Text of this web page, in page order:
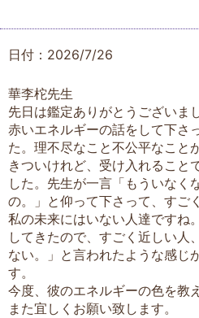
日付：2026/7/26
華李柁先生
先日は鑑定ありがとうございま
赤いエネルギーの話をして下さ
た。理不尽なこと不公平なこと
きついけれど、受け入れること
した。先生が一言「もういなく
の。」と仰って下さって、すご
私の未来にはいない人達ですね
してきたので、すごく近しい人
ない。」と言われたような感じ
す。
今度、彼のエネルギーの色を教
また宜しくお願い致します。